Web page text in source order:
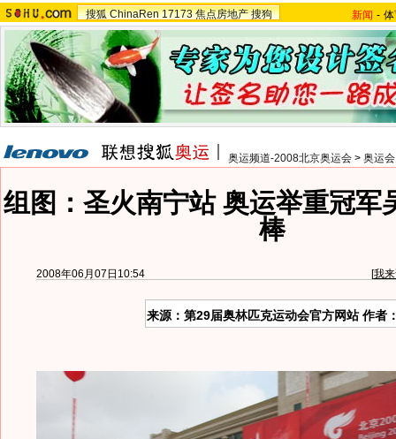
搜狐 ChinaRen 17173 焦点房地产 搜狗 新闻 -
奥运频道-2008北京奥运会 > 奥运
组图：圣火南宁站 奥运举重冠军
棒
2008年06月07日10:54 [我
来源：第29届奥林匹克运动会官方网站 作者